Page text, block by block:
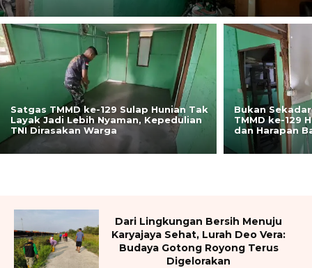
Satgas TMMD ke-129 Sulap Hunian Tak
Layak Jadi Lebih Nyaman, Kepedulian
TNI Dirasakan Warga
Bukan
TMMD ke-129
dan Harapan
Dari Lingkungan Bersih Menuju
Karyajaya Sehat, Lurah Deo Vera:
Budaya Gotong Royong Terus
Digelorakan